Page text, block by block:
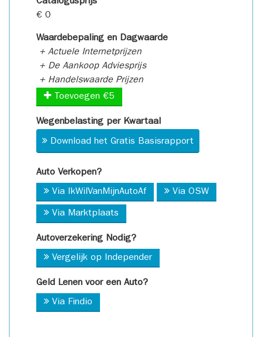
€ 0
Waardebepaling en Dagwaarde
+ Actuele Internetprijzen
+ De Aankoop Adviesprijs
+ Handelswaarde Prijzen
Toevoegen €5
Wegenbelasting per Kwartaal
Download het Gratis Basisrapport
Auto Verkopen?
Via IkWilVanMijnAutoAf Via OSW
Via Marktplaats
Autoverzekering Nodig?
Vergelijk op Independer
Geld Lenen voor een Auto?
Via Findio